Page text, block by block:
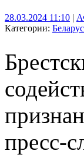
28.03.2024 11:10 |
Категории:
пресс-